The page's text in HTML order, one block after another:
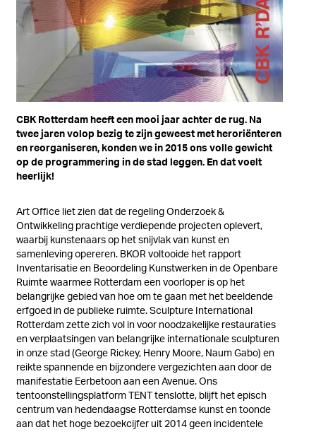
CBK Rotterdam heeft een mooi jaar achter de rug. Na
twee jaren volop bezig te zijn geweest met heroriënteren
en reorganiseren, konden we in 2015 ons volle gewicht
op de programmering in de stad leggen. En dat voelt
heerlijk!
Art Office liet zien dat de regeling Onderzoek &
Ontwikkeling prachtige verdiepende projecten oplevert,
waarbij kunstenaars op het snijvlak van kunst en
samenleving opereren. BKOR voltooide het rapport
Inventarisatie en Beoordeling Kunstwerken in de Openbare
Ruimte waarmee Rotterdam een voorloper is op het
belangrijke gebied van hoe om te gaan met het beeldende
erfgoed in de publieke ruimte. Sculpture International
Rotterdam zette zich vol in voor noodzakelijke restauraties
en verplaatsingen van belangrijke internationale sculpturen
in onze stad (George Rickey, Henry Moore, Naum Gabo) en
reikte spannende en bijzondere vergezichten aan door de
manifestatie Eerbetoon aan een Avenue. Ons
tentoonstellingsplatform TENT tenslotte, blijft het episch
centrum van hedendaagse Rotterdamse kunst en toonde
aan dat het hoge bezoekcijfer uit 2014 geen incidentele